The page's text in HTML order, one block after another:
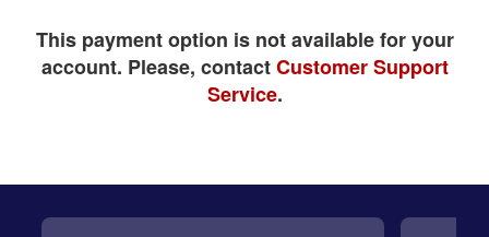
This payment option is not available for your
account. Please, contactCustomer Support
Service.